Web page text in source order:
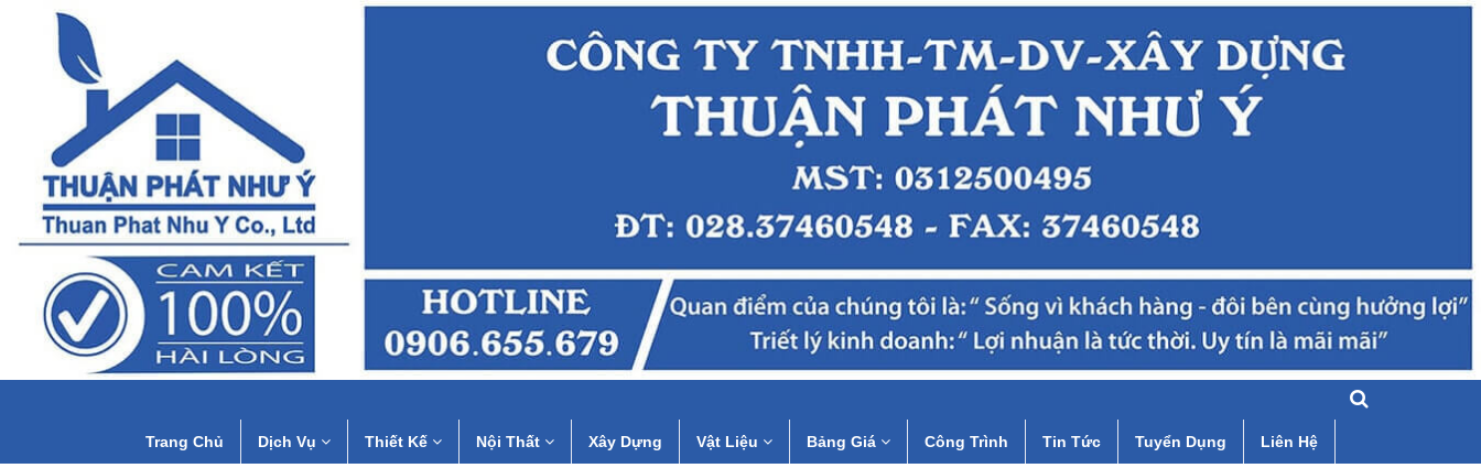
Trang Chủ Dịch Vụ Thiết Kế Nội Thất Xây Dựng Vật Liệu Bảng Giá Công Trình Tin Tức Tuyển Dụng Liên Hệ